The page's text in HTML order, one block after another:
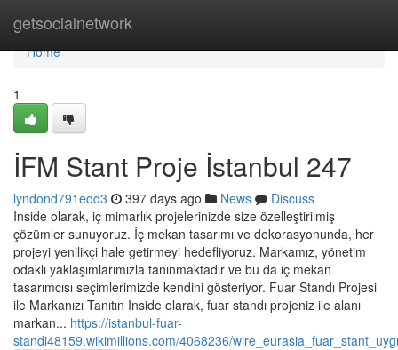
getsocialnetwork
Home
Home
1
İFM Stant Proje İstanbul 247
lyndond791edd3 397 days ago News
Discuss
Inside olarak, iç mimarlık projelerinizde size özelleştirilmiş
çözümler sunuyoruz. İç mekan tasarımı ve dekorasyonunda, her
projeyi yenilikçi hale getirmeyi hedefliyoruz. Markamız, yönetim
odaklı yaklaşımlarımızla tanınmaktadır ve bu da iç mekan
tasarımcısı seçimlerimizde kendini gösteriyor. Fuar Standı Projesi
ile Markanızı Tanıtın Inside olarak, fuar standı projeniz ile alanı
markan... https://istanbul-fuar-
standi48159.wikimillions.com/4068236/